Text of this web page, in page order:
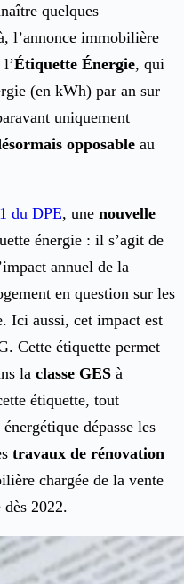
quelques
l’annonce immobilière
Étiquette Énergie, qui
(en kWh) par an sur
uniquement
opposable au
du DPE, une nouvelle
énergie : il s’agit de
annuel de la
en question sur les
Ici aussi, cet impact est
Cette étiquette permet
la classe GES à
étiquette, tout
dépasse les
travaux de rénovation
chargée de la vente
dès 2022.